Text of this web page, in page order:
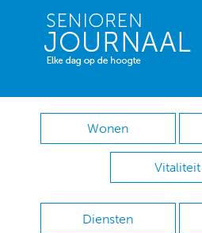
Wonen
Vitaliteit
Diensten